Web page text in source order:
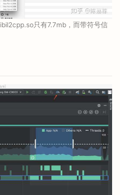
只有7.7mb，而带符号信